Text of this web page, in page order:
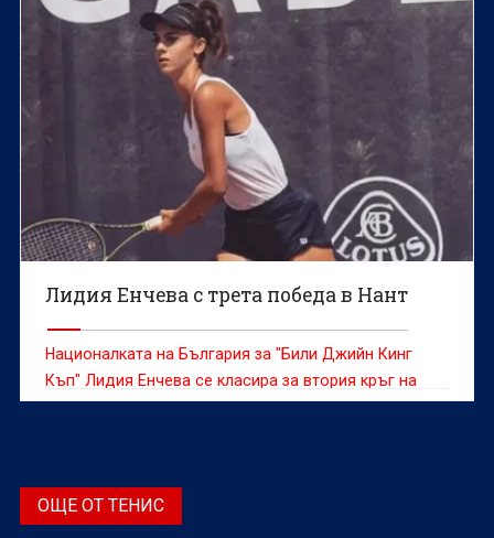
Лидия Енчева с трета победа в Нант
Националката на България за "Били Джийн Кинг
Къп" Лидия Енчева се класира за втория кръг на
основната схема сингъл на турнира на твърда
ОЩЕ ОТ ТЕНИС